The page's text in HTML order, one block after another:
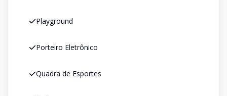
Playground
Porteiro Eletrônico
Quadra de Esportes